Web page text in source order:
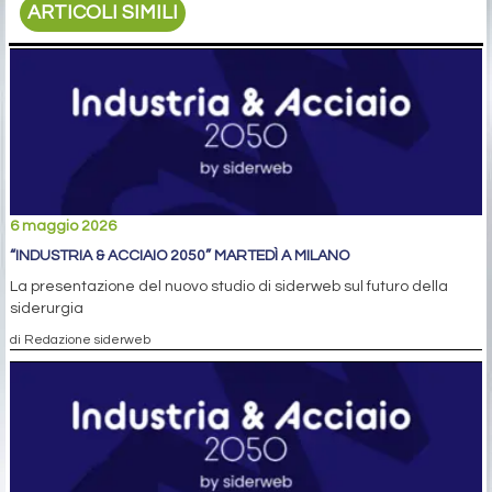
ARTICOLI SIMILI
6 maggio 2026
“INDUSTRIA & ACCIAIO 2050” MARTEDÌ A MILANO
La presentazione del nuovo studio di siderweb sul futuro della
siderurgia
di Redazione siderweb